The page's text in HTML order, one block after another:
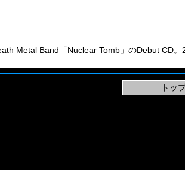
Metal Band「Nuclear Tomb」のDebut CD